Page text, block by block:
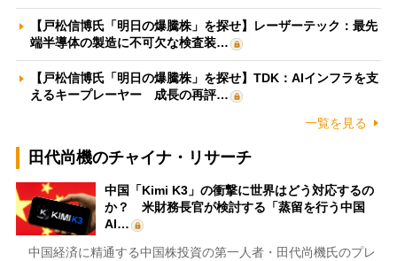
【戸松信博氏「明日の爆騰株」を探せ】レーザーテック：最先
端半導体の製造に不可欠な検査装…
【戸松信博氏「明日の爆騰株」を探せ】TDK：AIインフラを支
えるキープレーヤー 成長の再評…
一覧を見る
田代尚機のチャイナ・リサーチ
中国「Kimi K3」の衝撃に世界はどう対応するの
か？ 米財務長官が検討する「蒸留を行う中国
AI…
中国経済に精通する中国株投資の第一人者・田代尚機氏のプレ